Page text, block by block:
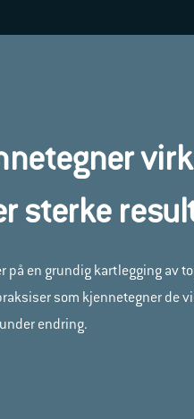
sterke
på en grundig kartlegging av
som kjennetegner de
endring.